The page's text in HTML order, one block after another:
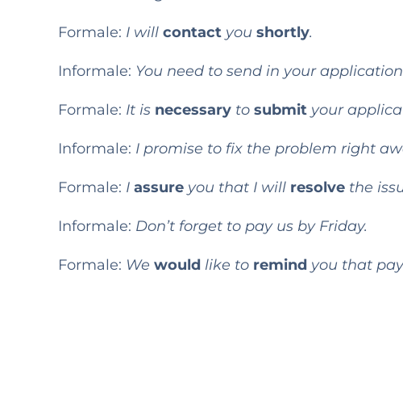
Formale: I will contact you shortly.
Informale: You need to send in your
Formale: It is necessary to submit your
Informale: I promise to fix the problem right
Formale: I assure you that I will resolve the
Informale: Don’t forget to pay us by Friday.
Formale: We would like to remind you that